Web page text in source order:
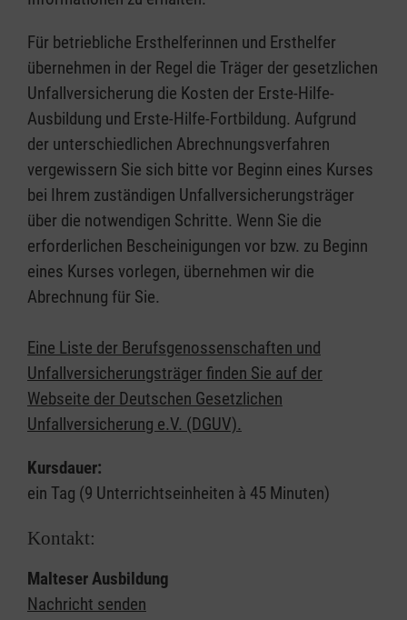
Für betriebliche Ersthelferinnen und Ersthelfer
übernehmen in der Regel die Träger der gesetzlichen
Unfallversicherung die Kosten der Erste-Hilfe-
Ausbildung und Erste-Hilfe-Fortbildung. Aufgrund
der unterschiedlichen Abrechnungsverfahren
vergewissern Sie sich bitte vor Beginn eines Kurses
bei Ihrem zuständigen Unfallversicherungsträger
über die notwendigen Schritte. Wenn Sie die
erforderlichen Bescheinigungen vor bzw. zu Beginn
eines Kurses vorlegen, übernehmen wir die
Abrechnung für Sie.
Eine Liste der Berufsgenossenschaften und
Unfallversicherungsträger finden Sie auf der
Webseite der Deutschen Gesetzlichen
Unfallversicherung e.V. (DGUV).
Kursdauer:
ein Tag (9 Unterrichtseinheiten à 45 Minuten)
Kontakt:
Malteser Ausbildung
Nachricht senden